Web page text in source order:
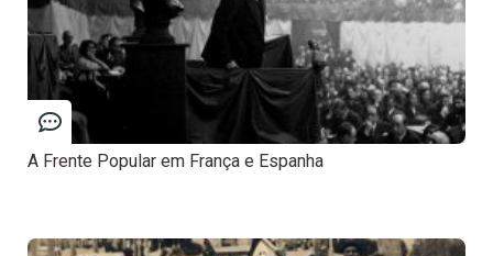
A Frente Popular em França e Espanha